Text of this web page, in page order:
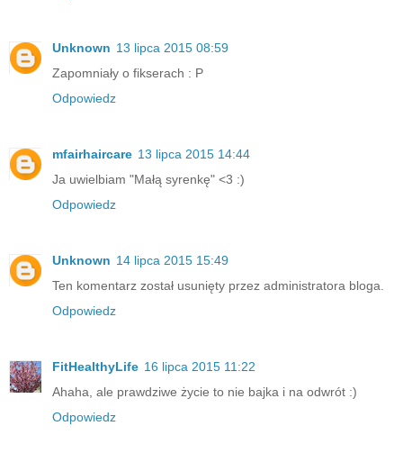
Unknown 13 lipca 2015 08:59
Zapomniały o fikserach : P
Odpowiedz
mfairhaircare 13 lipca 2015 14:44
Ja uwielbiam "Małą syrenkę" <3 :)
Odpowiedz
Unknown 14 lipca 2015 15:49
Ten komentarz został usunięty przez administratora bloga.
Odpowiedz
FitHealthyLife 16 lipca 2015 11:22
Ahaha, ale prawdziwe życie to nie bajka i na odwrót :)
Odpowiedz